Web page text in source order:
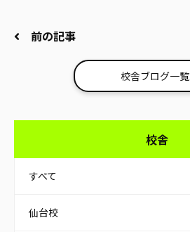
前の記事
校舎ブログ一覧
校舎
すべて
仙台校